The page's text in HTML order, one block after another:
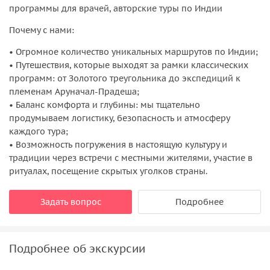
программы для врачей, авторские туры по Индии
Почему с нами:
• Огромное количество уникальных маршрутов по Индии;
• Путешествия, которые выходят за рамки классических
программ: от Золотого треугольника до экспедиций к
племенам Аруначал-Прадеша;
• Баланс комфорта и глубины: мы тщательно
продумываем логистику, безопасность и атмосферу
каждого тура;
• Возможность погружения в настоящую культуру и
традиции через встречи с местными жителями, участие в
ритуалах, посещение скрытых уголков страны.
Задать вопрос Подробнее
Подробнее об экскурсии